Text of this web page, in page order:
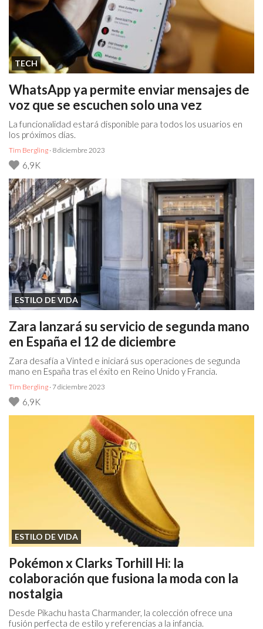
TECH
WhatsApp ya permite enviar mensajes de
voz que se escuchen solo una vez
La funcionalidad estará disponible para todos los usuarios en
los próximos días.
Tim Bergling · 8 diciembre 2023
6,9K
ESTILO DE VIDA
Zara lanzará su servicio de segunda mano
en España el 12 de diciembre
Zara desafía a Vinted e iniciará sus operaciones de segunda
mano en España tras el éxito en Reino Unido y Francia.
Tim Bergling · 7 diciembre 2023
6,9K
ESTILO DE VIDA
Pokémon x Clarks Torhill Hi: la
colaboración que fusiona la moda con la
nostalgia
Desde Pikachu hasta Charmander, la colección ofrece una
fusión perfecta de estilo y referencias a la infancia.